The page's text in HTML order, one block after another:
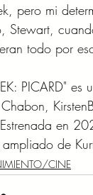
pero mi
Stewart,
todo por
PICARD"
en
ampliado de
CINE